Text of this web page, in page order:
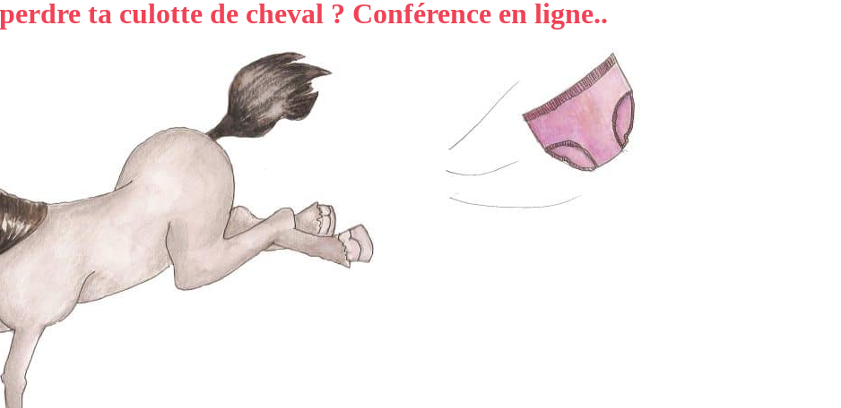
ta culotte de cheval ? Conférence en ligne..